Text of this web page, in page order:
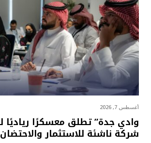
أغسطس 7, 2026
شركة ناشئة للاستثمار والاحتضان